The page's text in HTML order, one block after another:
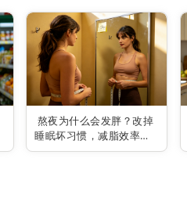
熬夜为什么会发胖？改掉
睡眠坏习惯，减脂效率翻
倍